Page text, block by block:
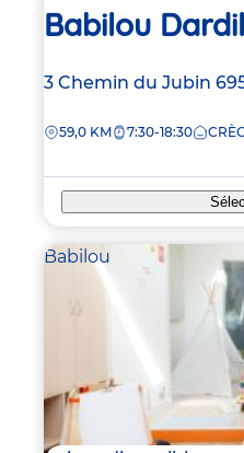
Babilou
Adresse
la
3 Chemin du Jubin
DISTANCE
59,0 KM 7:30-18:30
Babilou